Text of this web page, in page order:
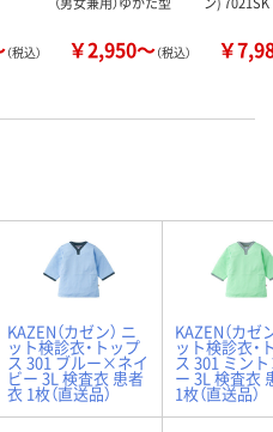
（税込） ￥2,950～（税込） ￥
KAZEN（カゼン） ニ
ット検診衣・トップ
ス 301 ブルー×ネイ
ビー 3L 検査衣 患者
衣 1枚（直送品）
KAZEN（カゼ
ット検診衣・
ス 301 ミン
ー 3L 検査衣
1枚（直送品）